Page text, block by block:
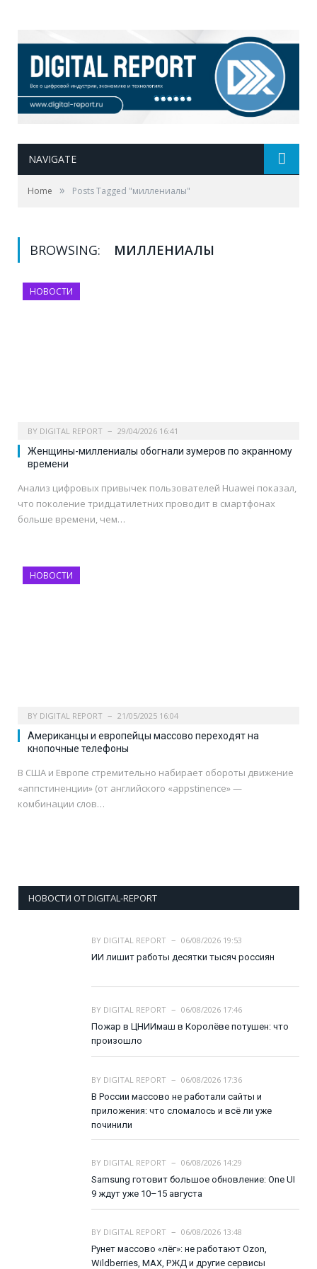
NAVIGATE
Home » Posts Tagged "миллениалы"
BROWSING: МИЛЛЕНИАЛЫ
НОВОСТИ
BY DIGITAL REPORT 29/04/2026 16:41
Женщины-миллениалы обогнали зумеров по экранному
времени
Анализ цифровых привычек пользователей Huawei показал,
что поколение тридцатилетних проводит в смартфонах
больше времени, чем…
НОВОСТИ
BY DIGITAL REPORT 21/05/2025 16:04
Американцы и европейцы массово переходят на
кнопочные телефоны
В США и Европе стремительно набирает обороты движение
«аппстиненции» (от английского «appstinence» —
комбинации слов…
НОВОСТИ ОТ DIGITAL-REPORT
BY DIGITAL REPORT
06/08/2026 19:53
ИИ лишит работы десятки тысяч россиян
BY DIGITAL REPORT
06/08/2026 17:46
Пожар в ЦНИИмаш в Королёве потушен: что
произошло
BY DIGITAL REPORT
06/08/2026 17:36
В России массово не работали сайты и
приложения: что сломалось и всё ли уже
починили
BY DIGITAL REPORT
06/08/2026 14:29
Samsung готовит большое обновление: One UI
9 ждут уже 10–15 августа
BY DIGITAL REPORT
06/08/2026 13:48
Рунет массово «лёг»: не работают Ozon,
Wildberries, MAX, РЖД и другие сервисы